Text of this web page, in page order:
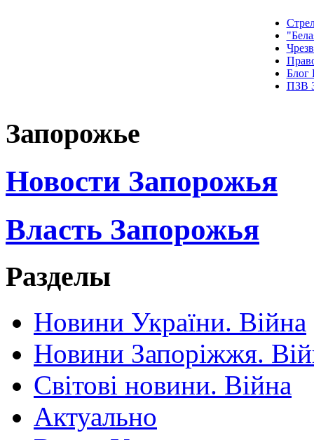
Блог
ПЗВ
Запорожье
Новости Запорожья
Власть Запорожья
Разделы
Новини України. Війна
Новини Запоріжжя.
Світові новини. Війна
Актуально